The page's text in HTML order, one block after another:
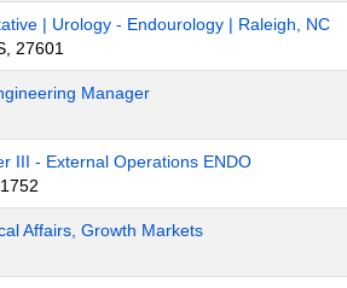
| Urology - Endourology | Raleigh, NC
27601
Manager
III - External Operations ENDO
Affairs, Growth Markets